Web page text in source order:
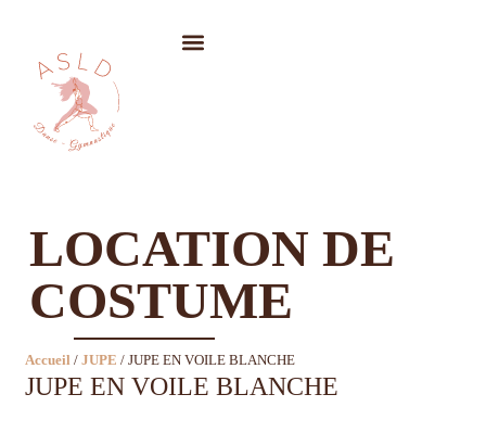
LOCATION DE
COSTUME
Accueil / JUPE / JUPE EN VOILE BLANCHE
JUPE EN VOILE BLANCHE